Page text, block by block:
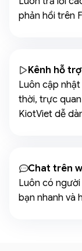
phản hồi trên
Kênh hỗ
Luôn cập
thời, trực
KiotViet dễ
Chat trên
Luôn có
bạn nhanh và